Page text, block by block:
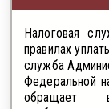
Налоговая
правилах
служба
Федеральной
обращает